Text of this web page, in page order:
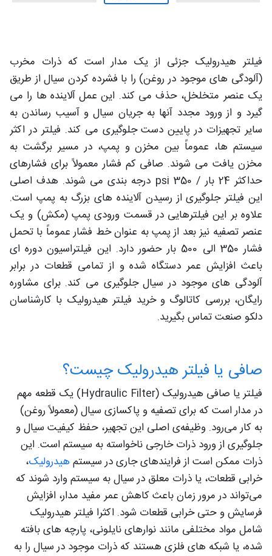
فیلتر هیدرولیک جزئی از یک مدار است که ذرات مخرب
(آلودگی های موجود در روغن) را با فشرده کردن سیال از طریق
یک عنصر متخلخل، حذف می کند. این عمل آلاینده ها را می
گیرد و از ورود مجدد آنها به جریان سیال و آسیب رساندن به
سایر تجهیزات در پایین دست جلوگیری می کند. فیلتر در اکثر
سیستم ها، عموماً بین مخزن و پمپ، در مسیر برگشت به
مخزن یافت می شوند. صافی کم فشار معمولاً برای فشارهای
حداکثر 24 بار / 350 psi درجه بندی می شوند. هدف اصلی
این فیلتر جلوگیری از رسیدن آلاینده های بزرگ به پمپ است.
علاوه بر این فیلترهایی در قسمت ورودی پمپ (مکش) و یک
عنصر تصفیه نیز بعد از پمپ به عنوان خط فشار عموماً با تحمل
فشار 350 الی 500 بار حضور دارد. این فیلتراسیون دوره ای
باعث افزایش عمر دستگاه شده و از تمامی قطعات در برابر
آلودگی های موجود در سیال جلوگیری می کند. برای مشاوره
رایگان، بررسی کاتالوگ و خرید فیلتر هیدرولیک با کارشناسان
دلکو صنعت تماس بگیرید.
صافی یا فیلتر هیدرولیک چیست؟
فیلتر یا صافی هیدرولیک (Hydraulic Filter) یک قطعه مهم
در مدار است که برای تصفیه و پاکسازی سیال‌ (معمولاً روغن)
به کار می‌رود. وظیفه‌ی اصلی این تجهیر، حفظ کیفیت سیال و
جلوگیری از ورود ذرات خارجی ناخواسته به سیستم است. این
ذرات ممکن است از فرایندهای جاری در سیستم هیدرولیک،
خرابی قطعات، یا ذرات معلق در سیال‌ به سیستم وارد شوند که
می‌تواند در مرور زمان باعث کاهش عمر مفید مدار، افزایش
فرسایش و حتی خرابی قطعات شود. اکثرا فیلتر هیدرولیک
شامل مواد مختلفی مانند نوارهای نایلونی، پارچه‌ های بافته
شده، یا شبکه‌ های فلزی هستند که ذرات موجود در سیال را به